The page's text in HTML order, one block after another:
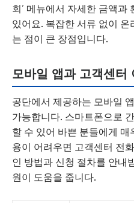
회’ 메뉴에서 자세한 금액과
있어요. 복잡한 서류 없이
는 점이 큰 장점입니다.
모바일 앱과 고객센터
공단에서 제공하는 모바일
가능합니다. 스마트폰으로
할 수 있어 바쁜 분들에게
용이 어려우면 고객센터 전
인 방법과 신청 절차를 안내
원이 도움을 줍니다.